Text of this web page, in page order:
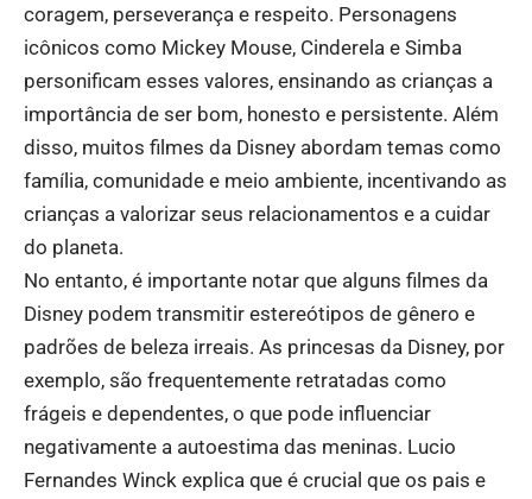
coragem, perseverança e respeito. Personagens
icônicos como Mickey Mouse, Cinderela e Simba
personificam esses valores, ensinando as crianças a
importância de ser bom, honesto e persistente. Além
disso, muitos filmes da Disney abordam temas como
família, comunidade e meio ambiente, incentivando as
crianças a valorizar seus relacionamentos e a cuidar
do planeta.
No entanto, é importante notar que alguns filmes da
Disney podem transmitir estereótipos de gênero e
padrões de beleza irreais. As princesas da Disney, por
exemplo, são frequentemente retratadas como
frágeis e dependentes, o que pode influenciar
negativamente a autoestima das meninas. Lucio
Fernandes Winck explica que é crucial que os pais e